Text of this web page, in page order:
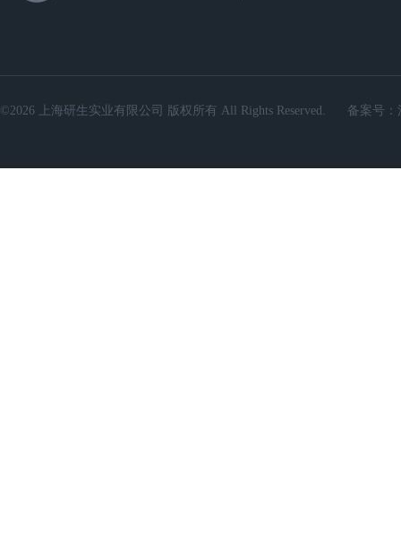
©2026 上海研生实业有限公司 版权所有 All Rights Reserved. 备案号：